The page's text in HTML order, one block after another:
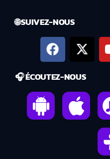
🌐 SUIVEZ-NOUS
🎧 ÉCOUTEZ-NOUS